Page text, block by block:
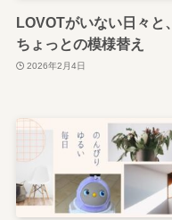
LOVOTがいない日々と、
ちょっとの模様替え
2026年2月4日